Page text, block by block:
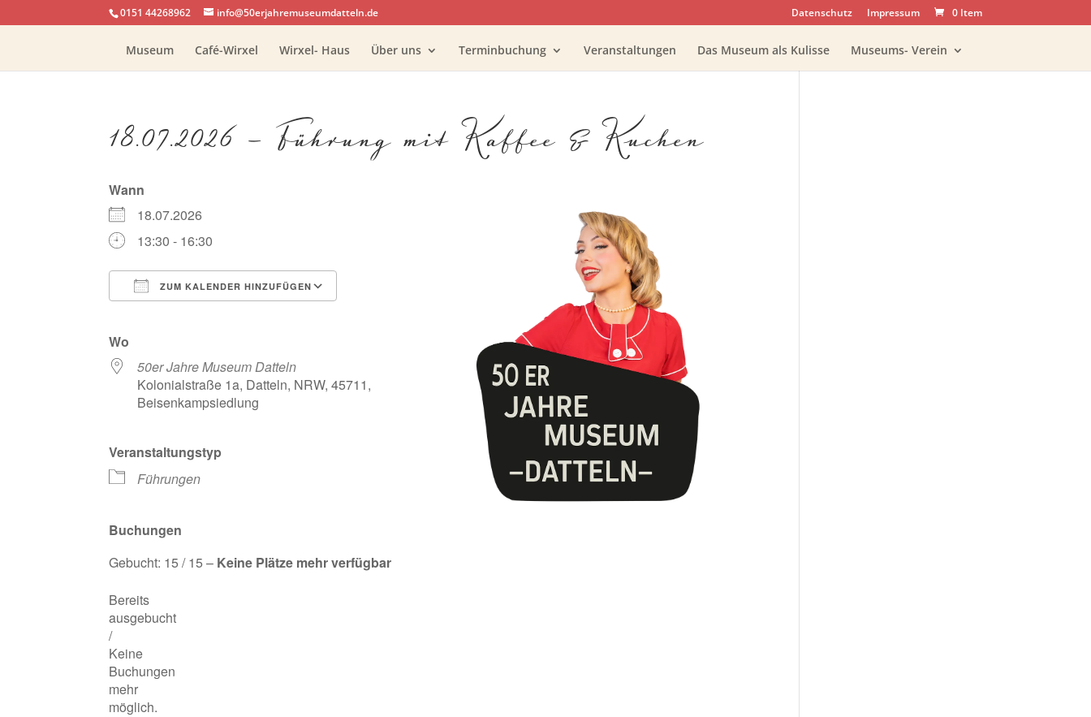
0151 44268962 info@50erjahremuseumdatteln.de Datenschutz Impressum 0 Item
Museum Café-Wirxel Wirxel- Haus Über uns Terminbuchung Veranstaltungen Das Museum als Kulisse Museums- Verein
18.07.2026 – Führung mit Kaffee & Kuchen
Wann
18.07.2026
13:30 - 16:30
ZUM KALENDER HINZUFÜGEN
iCalendar
Wo
50er Jahre Museum Datteln
Kolonialstraße 1a, Datteln, NRW, 45711,
Beisenkampsiedlung
Veranstaltungstyp
Führungen
Buchungen
Gebucht: 15 / 15 – Keine Plätze mehr verfügbar
Bereits
ausgebucht
/
Keine
Buchungen
mehr
möglich.